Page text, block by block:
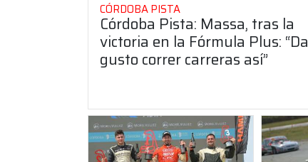
CÓRDOBA PISTA
Córdoba Pista: Massa, tras la
victoria en la Fórmula Plus: “Da
gusto correr carreras así”